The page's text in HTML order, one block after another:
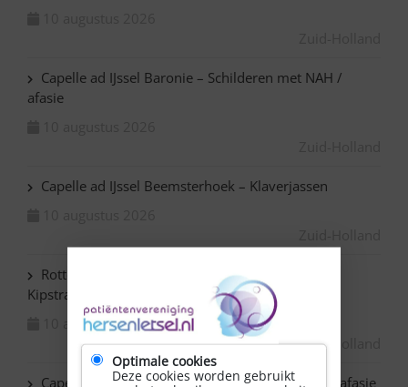
Capelle ad IJssel Baronie – Schilderen met NAH /
afasie
Capelle ad IJssel Beemsterhoek – Klaverjassen
Rotterdam Centrum – NAH bijeenkomst in de
Kipstraat
10 augustus 2026
Zuid-Holland
Capelle ad IJssel Bazuin – Schilderen met NAH / afasie
Optimale cookies
Deze cookies worden gebruikt